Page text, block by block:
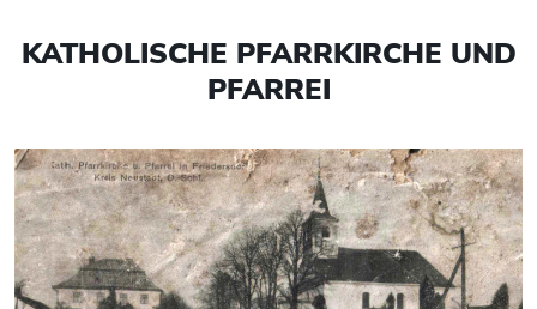
KATHOLISCHE PFARRKIRCHE UND
PFARREI